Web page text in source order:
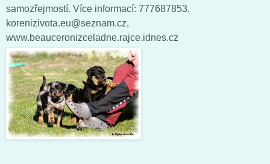
samozřejmostí. Více informací: 777687853,
korenizivota.eu@seznam.cz,
www.beauceronizceladne.rajce.idnes.cz